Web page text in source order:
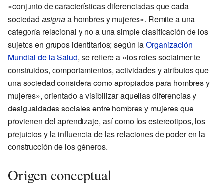
«conjunto de características diferenciadas que cada
sociedad asignaa hombres y mujeres». Remite a una
categoría relacional y no a una simple clasificación de los
sujetos en grupos identitarios; según laOrganización
Mundial de la Salud, se refiere a «los roles socialmente
construidos, comportamientos, actividades y atributos que
una sociedad considera como apropiados para hombres y
mujeres», orientado a visibilizar aquellas diferencias y
desigualdades sociales entre hombres y mujeres que
provienen del aprendizaje, así como los estereotipos, los
prejuicios y la influencia de las relaciones de poder en la
construcción de los géneros.
Origen conceptual